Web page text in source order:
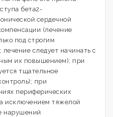
бета2-
сердечной
(лечение
под строгим
следует начинать с
их повышением); при
тщательное
при
периферических
исключением тяжелой
нарушений